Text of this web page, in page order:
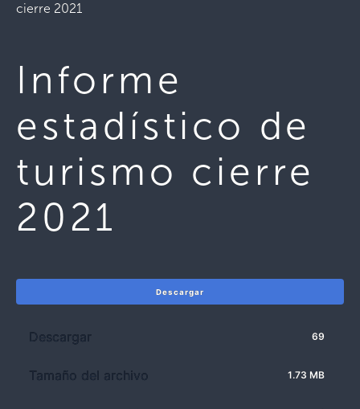
cierre 2021
Informe
estadístico de
turismo cierre
2021
Descargar
Descargar 69
Tamaño del archivo 1.73 MB